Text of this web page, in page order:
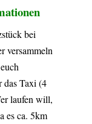
bei
versammeln
das Taxi (4
laufen will,
es ca. 5km